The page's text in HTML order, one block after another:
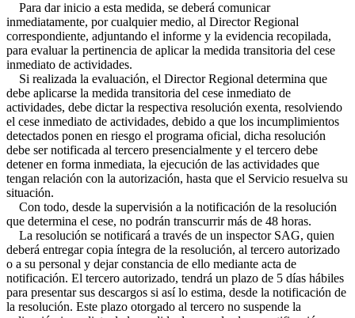
Para dar inicio a esta medida, se deberá comunicar
inmediatamente, por cualquier medio, al Director Regional
correspondiente, adjuntando el informe y la evidencia recopilada,
para evaluar la pertinencia de aplicar la medida transitoria del cese
inmediato de actividades.
Si realizada la evaluación, el Director Regional determina que
debe aplicarse la medida transitoria del cese inmediato de
actividades, debe dictar la respectiva resolución exenta, resolviendo
el cese inmediato de actividades, debido a que los incumplimientos
detectados ponen en riesgo el programa oficial, dicha resolución
debe ser notificada al tercero presencialmente y el tercero debe
detener en forma inmediata, la ejecución de las actividades que
tengan relación con la autorización, hasta que el Servicio resuelva su
situación.
Con todo, desde la supervisión a la notificación de la resolución
que determina el cese, no podrán transcurrir más de 48 horas.
La resolución se notificará a través de un inspector SAG, quien
deberá entregar copia íntegra de la resolución, al tercero autorizado
o a su personal y dejar constancia de ello mediante acta de
notificación. El tercero autorizado, tendrá un plazo de 5 días hábiles
para presentar sus descargos si así lo estima, desde la notificación de
la resolución. Este plazo otorgado al tercero no suspende la